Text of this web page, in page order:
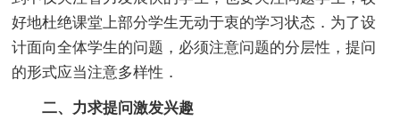
好地杜绝课堂上部分学生无动于衷的学习状态．为了设
计面向全体学生的问题，必须注意问题的分层性，提问
的形式应当注意多样性．
二、力求提问激发兴趣